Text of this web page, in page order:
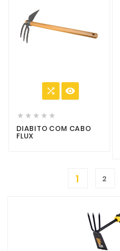
 
    
DIABITO COM CABO
FLUX
1 2